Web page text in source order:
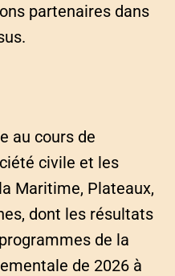
partenaires dans
au cours de
civile et les
Maritime, Plateaux,
dont les résultats
de la
de 2026 à